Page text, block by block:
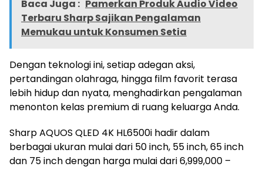
Baca Juga : Pamerkan Produk Audio Video
Terbaru Sharp Sajikan Pengalaman
Memukau untuk Konsumen Setia
Dengan teknologi ini, setiap adegan aksi,
pertandingan olahraga, hingga film favorit terasa
lebih hidup dan nyata, menghadirkan pengalaman
menonton kelas premium di ruang keluarga Anda.
Sharp AQUOS QLED 4K HL6500i hadir dalam
berbagai ukuran mulai dari 50 inch, 55 inch, 65 inch
dan 75 inch dengan harga mulai dari 6,999,000 –